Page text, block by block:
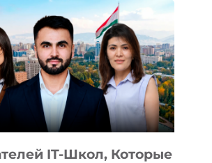
IT-Школ, Которые